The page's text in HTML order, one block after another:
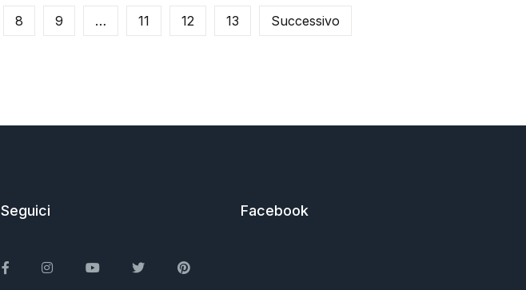
8 9 … 11 12 13 Successivo
Seguici
FacebookInstagramYou TubeTwitter Pinterest
Facebook